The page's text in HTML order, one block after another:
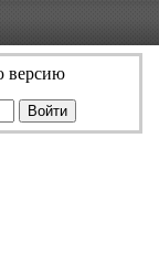
версию